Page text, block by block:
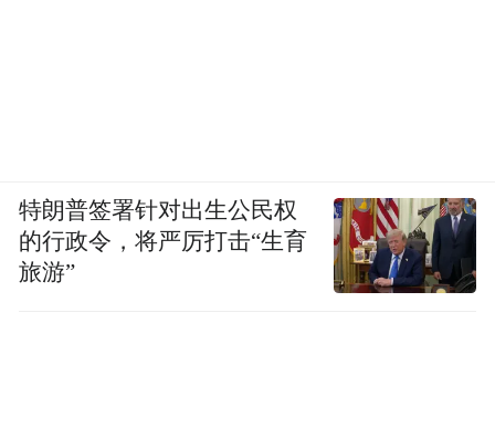
特朗普签署针对出生公民权
的行政令，将严厉打击“生育
旅游”